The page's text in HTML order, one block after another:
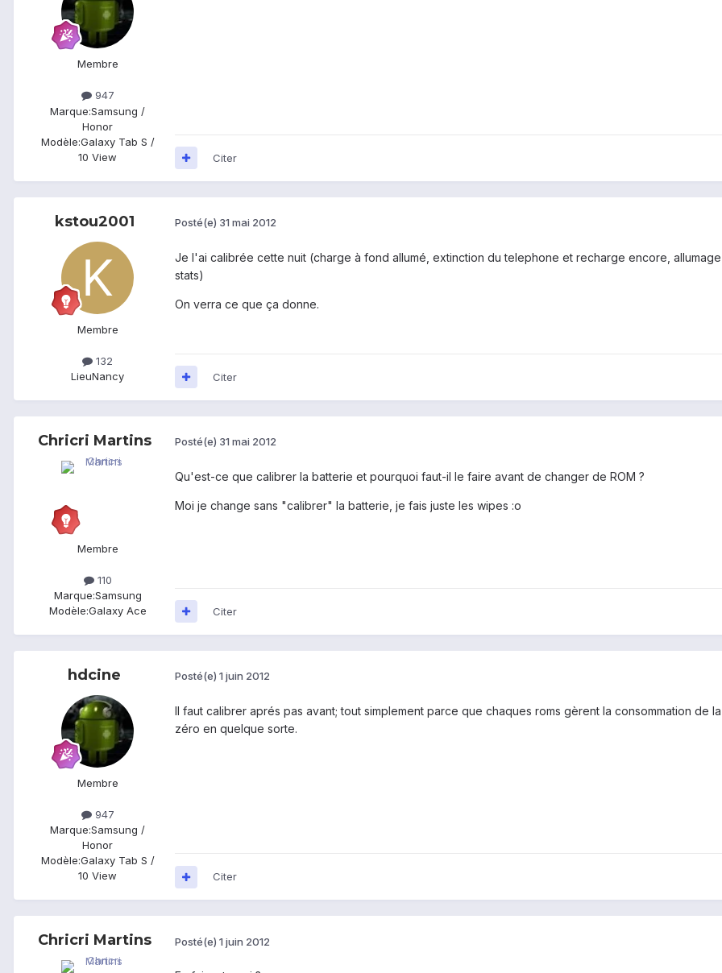
Membre
947
Marque:Samsung /
Honor
Modèle:Galaxy Tab S /
10 View
Citer
kstou2001
Membre
132
LieuNancy
Posté(e) 31 mai 2012
Je l'ai calibrée cette nuit (charge à fond allumé, extinction du telephone et recharge encore,
stats)
On verra ce que ça donne.
Citer
Chricri Martins
Membre
110
Marque:Samsung
Modèle:Galaxy Ace
Posté(e) 31 mai 2012
Qu'est-ce que calibrer la batterie et pourquoi faut-il le faire avant de changer de ROM ?
Moi je change sans "calibrer" la batterie, je fais juste les wipes :o
Citer
hdcine
Membre
947
Marque:Samsung /
Honor
Modèle:Galaxy Tab S /
10 View
Posté(e) 1 juin 2012
Il faut calibrer aprés pas avant; tout simplement parce que chaques roms gèrent la consommation de
zéro en quelque sorte.
Citer
Chricri Martins Posté(e) 1 juin 2012